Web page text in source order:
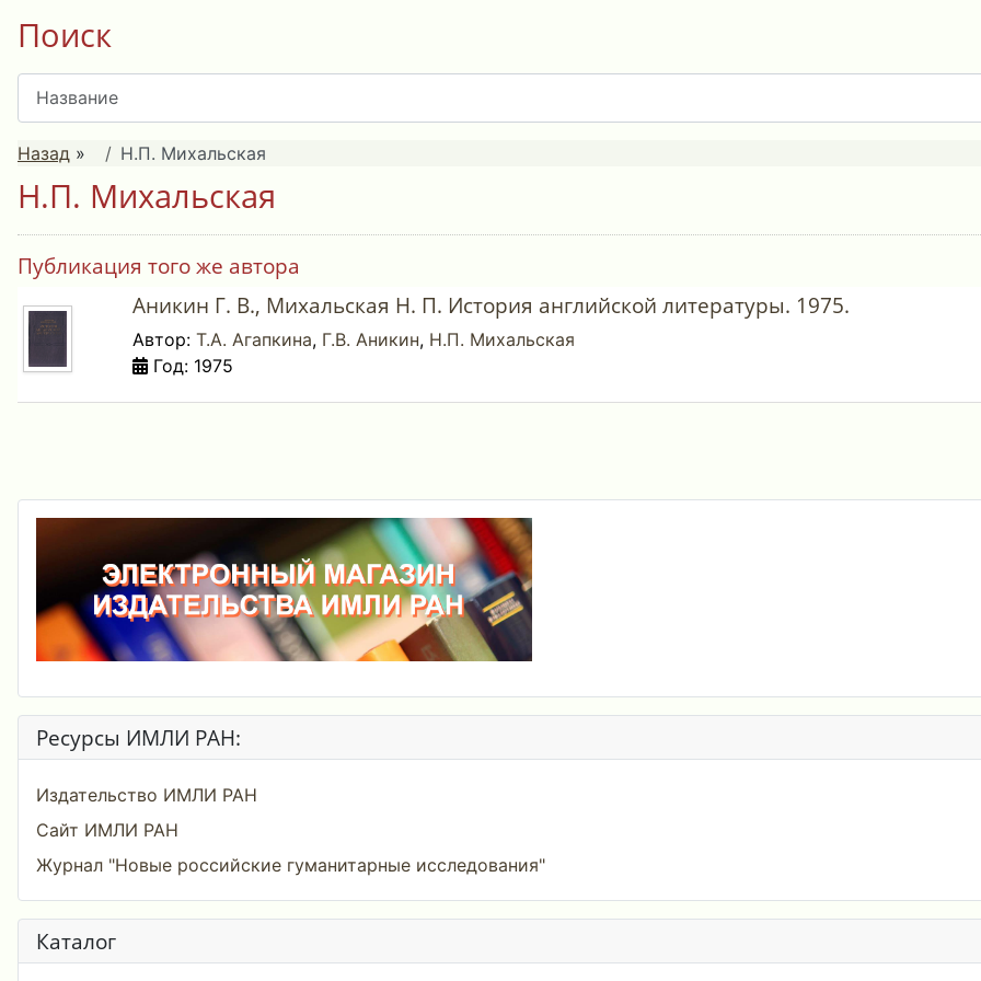
Поиск
Назад » Н.П. Михальская
Н.П. Михальская
Публикация того же автора
Аникин Г. В., Михальская Н. П. История английской литературы. 1975.
Автор: Т.А. Агапкина, Г.В. Аникин, Н.П. Михальская
Год: 1975
Ресурсы ИМЛИ РАН:
Издательство ИМЛИ РАН
Сайт ИМЛИ РАН
Журнал "Новые российские гуманитарные исследования"
Каталог